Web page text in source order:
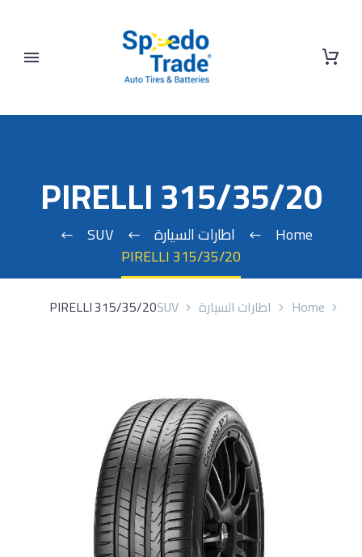
PIRELLI 315/35/20
Home اطارات السيارة
SUV
PIRELLI 315/35/20
Home اطارات السيارة SUV
PIRELLI 315/35/20